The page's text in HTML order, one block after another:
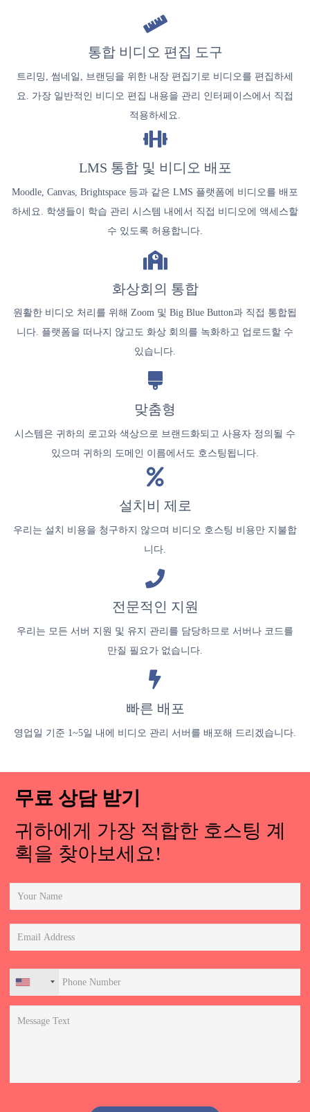
통합 비디오 편집 도구
트리밍, 썸네일, 브랜딩을 위한 내장 편집기로 비디오를 편집하세
요. 가장 일반적인 비디오 편집 내용을 관리 인터페이스에서 직접
적용하세요.
LMS 통합 및 비디오 배포
Moodle, Canvas, Brightspace 등과 같은 LMS 플랫폼에 비디오를 배포
하세요. 학생들이 학습 관리 시스템 내에서 직접 비디오에 액세스할
수 있도록 허용합니다.
화상회의 통합
원활한 비디오 처리를 위해 Zoom 및 Big Blue Button과 직접 통합됩
니다. 플랫폼을 떠나지 않고도 화상 회의를 녹화하고 업로드할 수
있습니다.
맞춤형
시스템은 귀하의 로고와 색상으로 브랜드화되고 사용자 정의될 수
있으며 귀하의 도메인 이름에서도 호스팅됩니다.
설치비 제로
우리는 설치 비용을 청구하지 않으며 비디오 호스팅 비용만 지불합
니다.
전문적인 지원
우리는 모든 서버 지원 및 유지 관리를 담당하므로 서버나 코드를
만질 필요가 없습니다.
빠른 배포
영업일 기준 1~5일 내에 비디오 관리 서버를 배포해 드리겠습니다.
무료 상담 받기
귀하에게 가장 적합한 호스팅 계
획을 찾아보세요!